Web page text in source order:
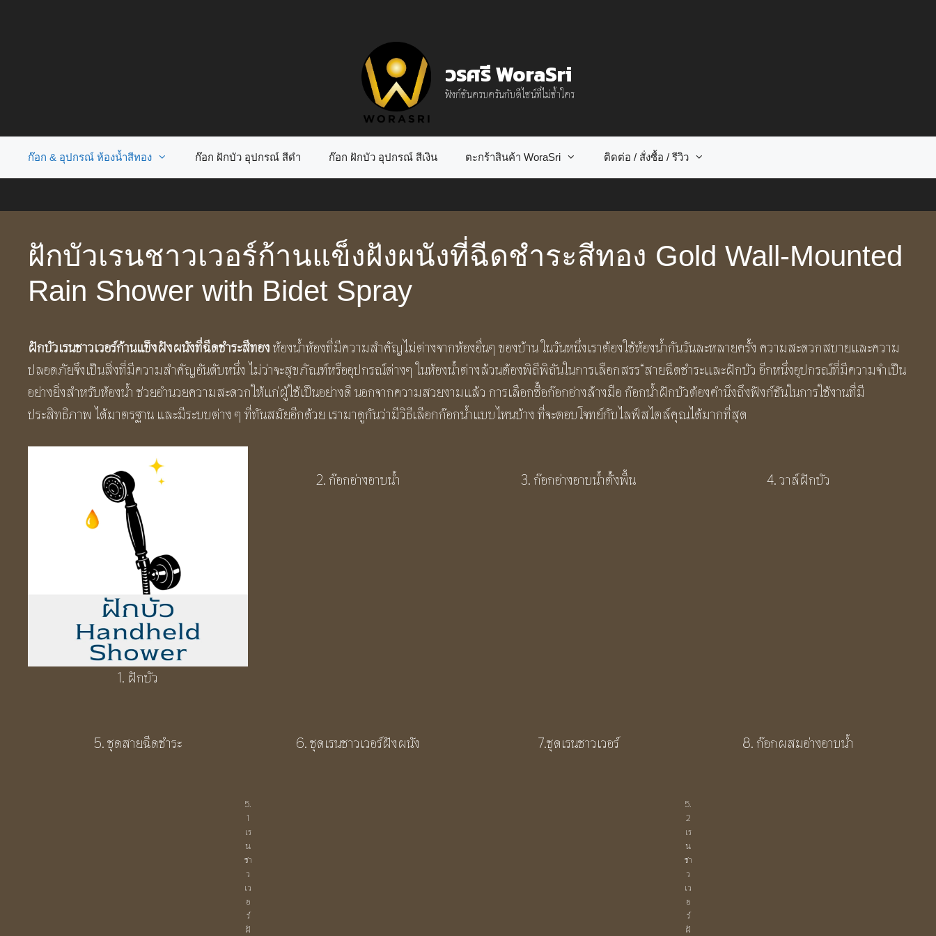
วรศรี WoraSri
ฟังก์ชันครบครันกับดีไซน์ที่ไม่ซ้ำใคร
ก๊อก & อุปกรณ์ ห้องน้ำสีทอง ก๊อก ฝักบัว อุปกรณ์ สีดำ ก๊อก ฝักบัว อุปกรณ์ สีเงิน ตะกร้าสินค้า WoraSri ติดต่อ / สั่งซื้อ / รีวิว
ฝักบัวเรนชาวเวอร์ก้านแข็งฝังผนังที่ฉีดชำระสีทอง Gold Wall-Mounted
Rain Shower with Bidet Spray
ฝักบัวเรนชาวเวอร์ก้านแข็งฝังผนังที่ฉีดชำระสีทองห้องน้ำห้องที่มีความสำคัญไม่ต่างจากห้องอื่นๆ ของบ้าน ในวันหนึ่งเราต้องใช้ห้องน้ำกันวันละหลายครั้ง ความสะดวกสบายและความ
ปลอดภัยจึงเป็นสิ่งที่มีความสำคัญอันดับหนึ่ง ไม่ว่าจะสุขภัณฑ์หรืออุปกรณ์ต่างๆ ในห้องน้ำต่างล้วนต้องพิถีพิถันในการเลือกสรร“สายฉีดชำระเเละฝักบัว อีกหนึ่งอุปกรณ์ที่มีความจำเป็น
อย่างยิ่งสำหรับห้องน้ำ ช่วยอำนวยความสะดวกให้แก่ผู้ใช้เป็นอย่างดี นอกจากความสวยงามแล้ว การเลือกซื้อก๊อกอ่างล้างมือ ก๊อกน้ำฝักบัวต้องคำนึงถึงฟังก์ชันในการใช้งานที่มี
ประสิทธิภาพ ได้มาตรฐาน และมีระบบต่าง ๆ ที่ทันสมัยอีกด้วย เรามาดูกันว่ามีวิธีเลือกก๊อกน้ำแบบไหนบ้าง ที่จะตอบโจทย์กับไลฟ์สไตล์คุณได้มากที่สุด
1. ฝักบัว
2. ก๊อกอ่างอาบน้ำ 3. ก๊อกอ่างอาบน้ำตั้งพื้น 4. วาล์ฝักบัว
5. ชุดสายฉีดชำระ 6. ชุดเรนชาวเวอร์ฝังผนัง 7.ชุดเรนชาวเวอร์ 8. ก๊อกผสมอ่างอาบน้ำ
5.
1
เร
น
ชา
ว
เว
อ
ร์
ฝั
5.
2
เร
น
ชา
ว
เว
อ
ร์
ฝั